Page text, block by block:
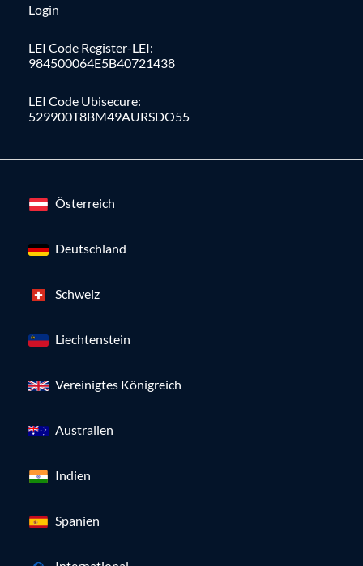
Login
LEI Code Register-LEI:
984500064E5B40721438
LEI Code Ubisecure:
529900T8BM49AURSDO55
Österreich
Deutschland
Schweiz
Liechtenstein
Vereinigtes Königreich
Australien
Indien
Spanien